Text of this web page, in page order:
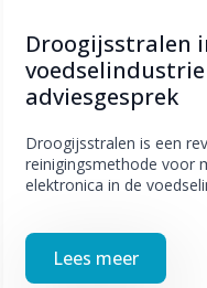
Droogijsstralen
adviesgesprek
Droogijsstralen is een
reinigingsmethode voor
elektronica in de
Lees meer